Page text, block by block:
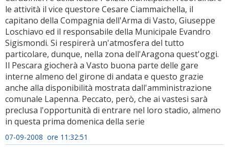
le attività il vice questore Cesare Ciammaichella, il
capitano della Compagnia dell'Arma di Vasto, Giuseppe
Loschiavo ed il responsabile della Municipale Evandro
Sigismondi. Si respirerà un'atmosfera del tutto
particolare, dunque, nella zona dell'Aragona quest'oggi.
Il Pescara giocherà a Vasto buona parte delle gare
interne almeno del girone di andata e questo grazie
anche alla disponibilità mostrata dall'amministrazione
comunale Lapenna. Peccato, però, che ai vastesi sarà
preclusa l'opportunità di entrare nel loro stadio, almeno
in questa prima domenica della serie
07-09-2008 ore 11:32:51